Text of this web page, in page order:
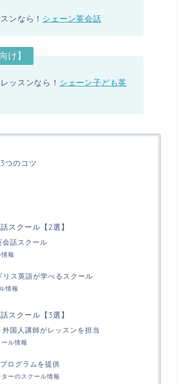
ンなら！ シェーン英会話
け】
ッスンなら！ シェーン子ども英
つのコツ
スクール【2選】
会話スクール
報
ス英語が学べるスクール
情報
スクール【3選】
国人講師がレッスンを担当
ル情報
ログラムを提供
ーのスクール情報